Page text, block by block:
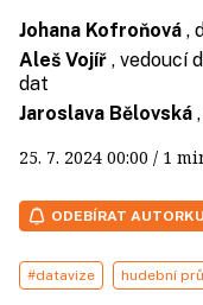
Johana Kofroňová ,
Aleš Vojíř , vedoucí
dat
Jaroslava Bělovská
25. 7. 2024 00:00 / 1
ODEBÍRAT AUTORKU
#datavize hudební